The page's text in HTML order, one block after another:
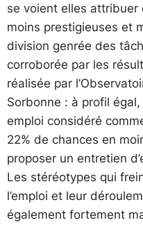
se voient elles attribuer
moins prestigieuses et
division genrée des
corroborée par les
réalisée par
Sorbonne : à profil
emploi considéré
22% de chances en
proposer un entretien
Les stéréotypes qui
l’emploi et leur
également fortement